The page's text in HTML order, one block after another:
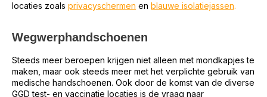
locaties zoals privacyschermen en blauwe isolatiejassen.
Wegwerphandschoenen
Steeds meer beroepen krijgen niet alleen met mondkapjes te
maken, maar ook steeds meer met het verplichte gebruik van
medische handschoenen. Ook door de komst van de diverse
GGD test- en vaccinatie locaties is de vraag naar